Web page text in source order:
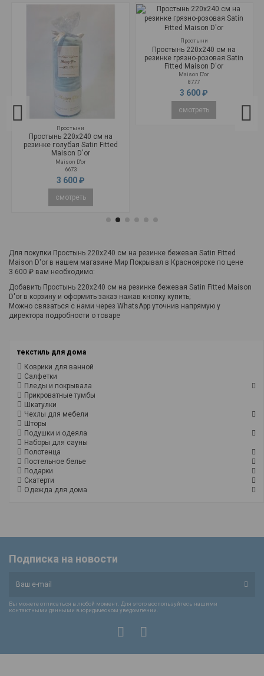
Простыни
Простынь 220x240 см на
резинке голубая Satin Fitted
Maison D'or
Maison D'or
6673
3 600 ₽
смотреть
Простыни
Простынь 220x240 см на
резинке грязно-розовая Satin
Fitted Maison D'or
Maison D'or
8777
3 600 ₽
смотреть
Для покупки Простынь 220x240 см на резинке бежевая Satin Fitted
Maison D'or в нашем магазине Мир Покрывал в Красноярске по цене
3 600 ₽ вам необходимо:
Добавить Простынь 220x240 см на резинке бежевая Satin Fitted Maison
D'or в корзину и оформить заказ нажав кнопку купить;
Можно связаться с нами через WhatsApp уточнив напрямую у
директора подробности о товаре
текстиль для дома
Коврики для ванной
Салфетки
Пледы и покрывала
Прикроватные тумбы
Шкатулки
Чехлы для мебели
Шторы
Подушки и одеяла
Наборы для сауны
Полотенца
Постельное белье
Подарки
Скатерти
Одежда для дома
Подписка на новости
Вы можете отписаться в любой момент. Для этого воспользуйтесь нашими
контактными данными в юридическом уведомлении.